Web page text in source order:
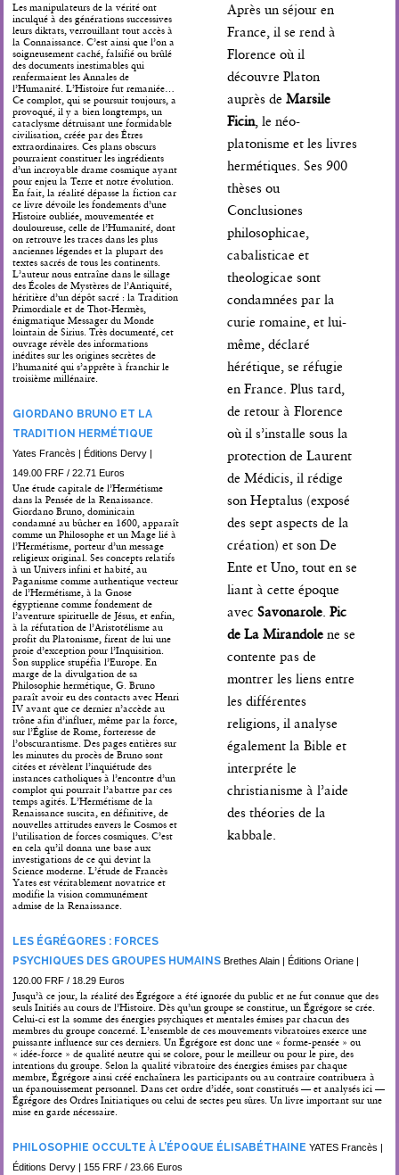
Après un séjour en
France, il se rend à
Florence où il
découvre Platon
auprès de Marsile
Ficin, le néo-
platonisme et les livres
hermétiques. Ses 900
thèses ou
Conclusiones
philosophicae,
cabalisticae et
theologicae sont
condamnées par la
curie romaine, et lui-
même, déclaré
hérétique, se réfugie
en France. Plus tard,
de retour à Florence
où il s’installe sous la
protection de Laurent
de Médicis, il rédige
son Heptalus (exposé
des sept aspects de la
création) et son De
Ente et Uno, tout en se
liant à cette époque
avec Savonarole. Pic
de La Mirandolene se
contente pas de
montrer les liens entre
les différentes
religions, il analyse
également la Bible et
interpréte le
christianisme à l’aide
des théories de la
kabbale.
Les manipulateurs de la vérité ont
inculqué à des générations successives
leurs diktats, verrouillant tout accès à
la Connaissance. C’est ainsi que l’on a
soigneusement caché, falsifié ou brûlé
des documents inestimables qui
renfermaient les Annales de
l’Humanité. L’Histoire fut remaniée…
Ce complot, qui se poursuit toujours, a
provoqué, il y a bien longtemps, un
cataclysme détruisant une formidable
civilisation, créée par des Êtres
extraordinaires. Ces plans obscurs
pourraient constituer les ingrédients
d’un incroyable drame cosmique ayant
pour enjeu la Terre et notre évolution.
En fait, la réalité dépasse la fiction car
ce livre dévoile les fondements d’une
Histoire oubliée, mouvementée et
douloureuse, celle de l’Humanité, dont
on retrouve les traces dans les plus
anciennes légendes et la plupart des
textes sacrés de tous les continents.
L’auteur nous entraîne dans le sillage
des Écoles de Mystères de l’Antiquité,
héritière d’un dépôt sacré : la Tradition
Primordiale et de Thot-Hermès,
énigmatique Messager du Monde
lointain de Sirius. Très documenté, cet
ouvrage révèle des informations
inédites sur les origines secrètes de
l’humanité qui s’apprête à franchir le
troisième millénaire.
GIORDANO BRUNO ET LA
TRADITION HERMÉTIQUE
Yates Francès | Éditions Dervy |
149.00 FRF / 22.71 Euros
Une étude capitale de l’Hermétisme
dans la Pensée de la Renaissance.
Giordano Bruno, dominicain
condamné au bûcher en 1600, apparaît
comme un Philosophe et un Mage lié à
l’Hermétisme, porteur d’un message
religieux original. Ses concepts relatifs
à un Univers infini et habité, au
Paganisme comme authentique vecteur
de l’Hermétisme, à la Gnose
égyptienne comme fondement de
l’aventure spirituelle de Jésus, et enfin,
à la réfutation de l’Aristotélisme au
profit du Platonisme, firent de lui une
proie d’exception pour l’Inquisition.
Son supplice stupéfia l’Europe. En
marge de la divulgation de sa
Philosophie hermétique, G. Bruno
paraît avoir eu des contacts avec Henri
IV avant que ce dernier n’accède au
trône afin d’influer, même par la force,
sur l’Église de Rome, forteresse de
l’obscurantisme. Des pages entières sur
les minutes du procès de Bruno sont
citées et révèlent l’inquiétude des
instances catholiques à l’encontre d’un
complot qui pourrait l’abattre par ces
temps agités. L’Hermétisme de la
Renaissance suscita, en définitive, de
nouvelles attitudes envers le Cosmos et
l’utilisation de forces cosmiques. C’est
en cela qu’il donna une base aux
investigations de ce qui devint la
Science moderne. L’étude de Francès
Yates est véritablement novatrice et
modifie la vision communément
admise de la Renaissance.
LES ÉGRÉGORES : FORCES
PSYCHIQUES DES GROUPES HUMAINS Brethes Alain | Éditions Oriane |
120.00 FRF / 18.29 Euros
Jusqu’à ce jour, la réalité des Égrégore a été ignorée du public et ne fut connue que des
seuls Initiés au cours de l’Histoire. Dès qu’un groupe se constitue, un Égrégore se crée.
Celui-ci est la somme des énergies psychiques et mentales émises par chacun des
membres du groupe concerné. L’ensemble de ces mouvements vibratoires exerce une
puissante influence sur ces derniers. Un Égrégore est donc une « forme-pensée » ou
« idée-force » de qualité neutre qui se colore, pour le meilleur ou pour le pire, des
intentions du groupe. Selon la qualité vibratoire des énergies émises par chaque
membre, Égrégore ainsi créé enchaînera les participants ou au contraire contribuera à
un épanouissement personnel. Dans cet ordre d’idée, sont constitués — et analysés ici —
Égrégore des Ordres Initiatiques ou celui de sectes peu sûres. Un livre important sur une
mise en garde nécessaire.
PHILOSOPHIE OCCULTE À L’ÉPOQUE ÉLISABÉTHAINEYATES Francès |
Éditions Dervy | 155 FRF / 23.66 Euros